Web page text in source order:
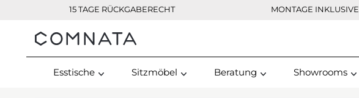
15 TAGE RÜCKGABERECHT MONTAGE INKLUSIVE
Kontakt
Esstische Sitzmöbel Beratung Showrooms